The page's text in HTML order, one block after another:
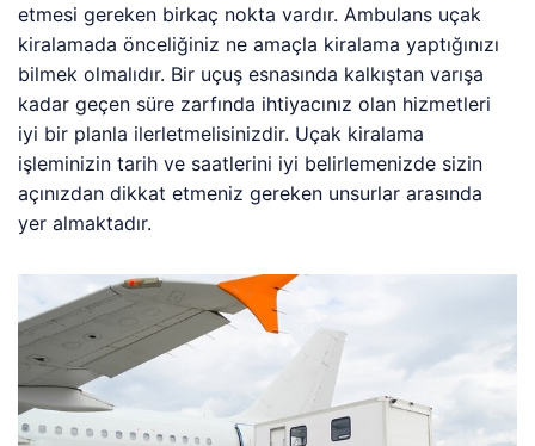
etmesi gereken birkaç nokta vardır. Ambulans uçak
kiralamada önceliğiniz ne amaçla kiralama yaptığınızı
bilmek olmalıdır. Bir uçuş esnasında kalkıştan varışa
kadar geçen süre zarfında ihtiyacınız olan hizmetleri
iyi bir planla ilerletmelisinizdir. Uçak kiralama
işleminizin tarih ve saatlerini iyi belirlemenizde sizin
açınızdan dikkat etmeniz gereken unsurlar arasında
yer almaktadır.